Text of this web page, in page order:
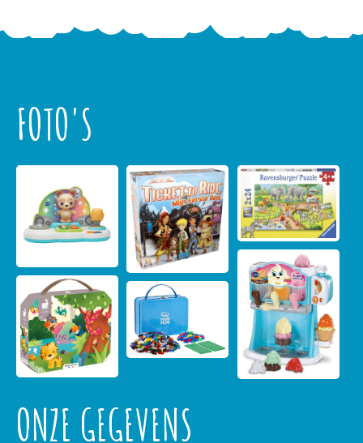
FOTO'S
ONZE GEGEVENS